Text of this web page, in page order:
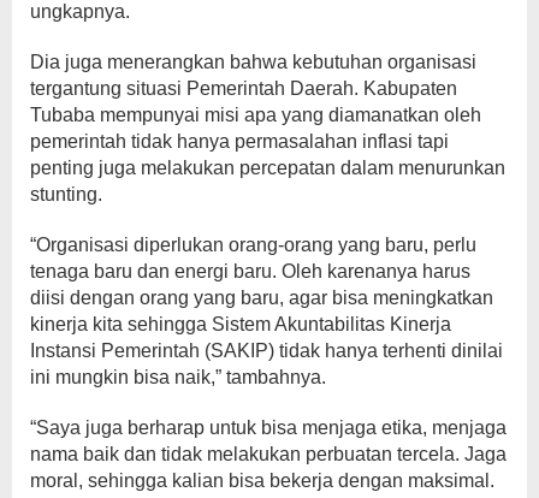
ungkapnya.
Dia juga menerangkan bahwa kebutuhan organisasi
tergantung situasi Pemerintah Daerah. Kabupaten
Tubaba mempunyai misi apa yang diamanatkan oleh
pemerintah tidak hanya permasalahan inflasi tapi
penting juga melakukan percepatan dalam menurunkan
stunting.
“Organisasi diperlukan orang-orang yang baru, perlu
tenaga baru dan energi baru. Oleh karenanya harus
diisi dengan orang yang baru, agar bisa meningkatkan
kinerja kita sehingga Sistem Akuntabilitas Kinerja
Instansi Pemerintah (SAKIP) tidak hanya terhenti dinilai
ini mungkin bisa naik,” tambahnya.
“Saya juga berharap untuk bisa menjaga etika, menjaga
nama baik dan tidak melakukan perbuatan tercela. Jaga
moral, sehingga kalian bisa bekerja dengan maksimal.